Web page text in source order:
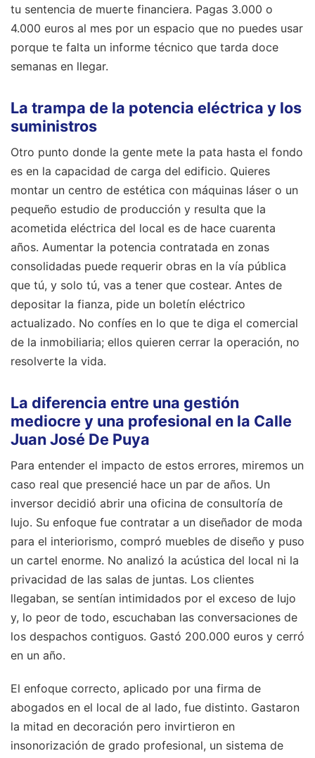
tu sentencia de muerte financiera. Pagas 3.000 o
4.000 euros al mes por un espacio que no puedes usar
porque te falta un informe técnico que tarda doce
semanas en llegar.
La trampa de la potencia eléctrica y los
suministros
Otro punto donde la gente mete la pata hasta el fondo
es en la capacidad de carga del edificio. Quieres
montar un centro de estética con máquinas láser o un
pequeño estudio de producción y resulta que la
acometida eléctrica del local es de hace cuarenta
años. Aumentar la potencia contratada en zonas
consolidadas puede requerir obras en la vía pública
que tú, y solo tú, vas a tener que costear. Antes de
depositar la fianza, pide un boletín eléctrico
actualizado. No confíes en lo que te diga el comercial
de la inmobiliaria; ellos quieren cerrar la operación, no
resolverte la vida.
La diferencia entre una gestión
mediocre y una profesional en la Calle
Juan José De Puya
Para entender el impacto de estos errores, miremos un
caso real que presencié hace un par de años. Un
inversor decidió abrir una oficina de consultoría de
lujo. Su enfoque fue contratar a un diseñador de moda
para el interiorismo, compró muebles de diseño y puso
un cartel enorme. No analizó la acústica del local ni la
privacidad de las salas de juntas. Los clientes
llegaban, se sentían intimidados por el exceso de lujo
y, lo peor de todo, escuchaban las conversaciones de
los despachos contiguos. Gastó 200.000 euros y cerró
en un año.
El enfoque correcto, aplicado por una firma de
abogados en el local de al lado, fue distinto. Gastaron
la mitad en decoración pero invirtieron en
insonorización de grado profesional, un sistema de